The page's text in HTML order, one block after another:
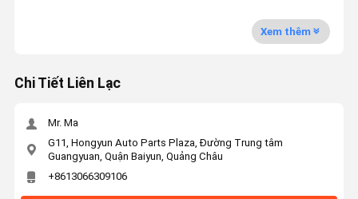
Xem thêm
Chi Tiết Liên Lạc
Mr. Ma
G11, Hongyun Auto Parts Plaza, Đường Trung tâm
Guangyuan, Quận Baiyun, Quảng Châu
+8613066309106